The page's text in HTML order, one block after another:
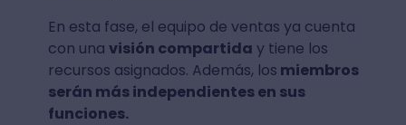
En esta fase, el equipo de ventas ya cuenta
con una visión compartida y tiene los
recursos asignados. Además, los miembros
serán más independientes en sus
funciones.